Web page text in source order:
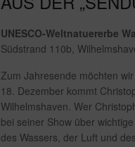
UNESCO-Weltnatuererbe
Südstrand 110b,
Zum Jahresende möchten
18. Dezember kommt
Wilhelmshaven. Wer
bei seiner Show über
des Wassers, der Luft und